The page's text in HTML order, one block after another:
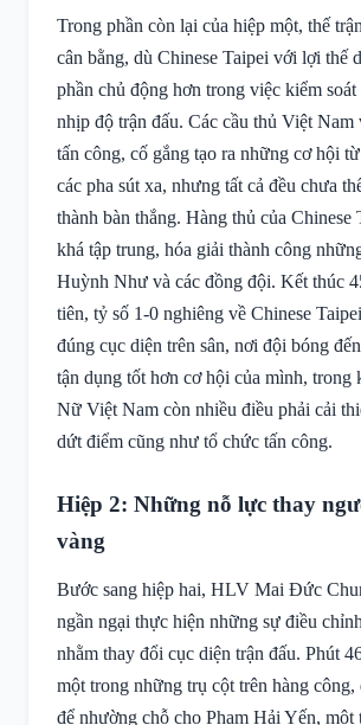
Trong phần còn lại của hiệp một, thế
cân bằng, dù Chinese Taipei với lợi thế
phần chủ động hơn trong việc kiểm
nhịp độ trận đấu. Các cầu thủ Việt Nam
tấn công, cố gắng tạo ra những cơ hội
các pha sút xa, nhưng tất cả đều chưa
thành bàn thắng. Hàng thủ của Chinese
khá tập trung, hóa giải thành công
Huỳnh Như và các đồng đội. Kết thúc
tiên, tỷ số 1-0 nghiêng về Chinese
đúng cục diện trên sân, nơi đội bóng
tận dụng tốt hơn cơ hội của mình,
Nữ Việt Nam còn nhiều điều phải cải
dứt điểm cũng như tổ chức tấn công.
Hiệp 2: Những nỗ lực thay
vàng
Bước sang hiệp hai, HLV Mai Đức
ngần ngại thực hiện những sự điều
nhằm thay đổi cục diện trận đấu. Phút
một trong những trụ cột trên hàng công,
để nhường chỗ cho Phạm Hải Yến, một